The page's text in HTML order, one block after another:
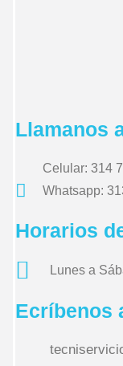
Llamanos
Celular: 314
Whatsapp:
Horarios
Lunes a
Ecríbenos